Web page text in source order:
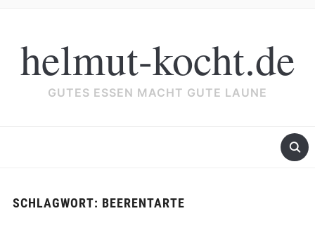
helmut-kocht.de
GUTES ESSEN MACHT GUTE LAUNE
SCHLAGWORT: BEERENTARTE